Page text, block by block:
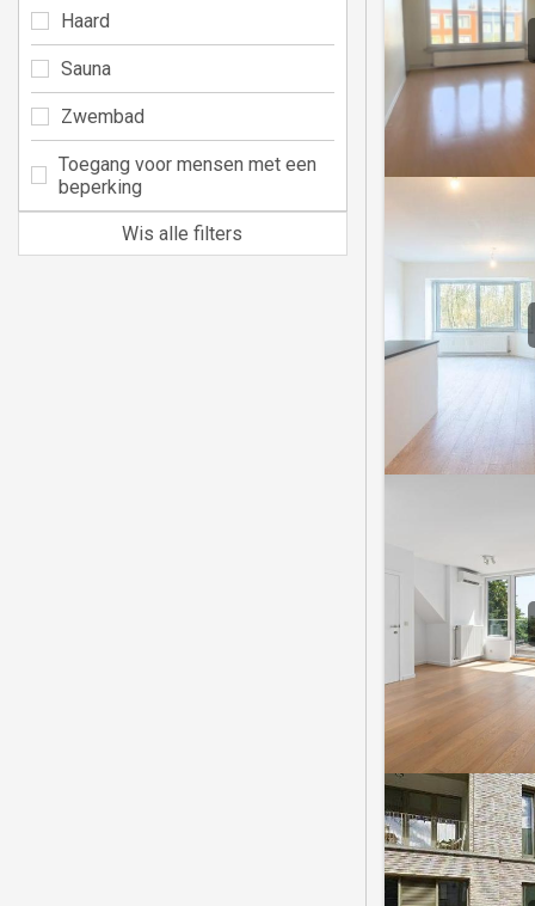
Haard
Sauna
Zwembad
Toegang voor mensen met een
beperking
Wis alle filters